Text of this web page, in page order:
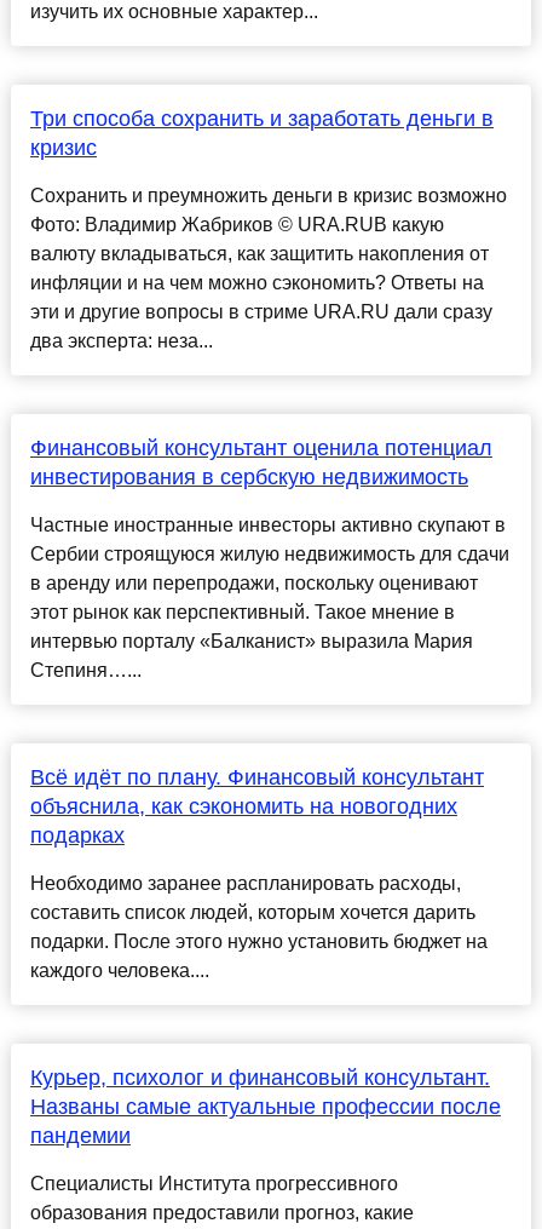
изучить их основные характер...
Три способа сохранить и заработать деньги в
кризис
Сохранить и преумножить деньги в кризис возможно
Фото: Владимир Жабриков © URA.RUВ какую
валюту вкладываться, как защитить накопления от
инфляции и на чем можно сэкономить? Ответы на
эти и другие вопросы в стриме URA.RU дали сразу
два эксперта: неза...
Финансовый консультант оценила потенциал
инвестирования в сербскую недвижимость
Частные иностранные инвесторы активно скупают в
Сербии строящуюся жилую недвижимость для сдачи
в аренду или перепродажи, поскольку оценивают
этот рынок как перспективный. Такое мнение в
интервью порталу «Балканист» выразила Мария
Степиня…...
Всё идёт по плану. Финансовый консультант
объяснила, как сэкономить на новогодних
подарках
Необходимо заранее распланировать расходы,
составить список людей, которым хочется дарить
подарки. После этого нужно установить бюджет на
каждого человека....
Курьер, психолог и финансовый консультант.
Названы самые актуальные профессии после
пандемии
Специалисты Института прогрессивного
образования предоставили прогноз, какие